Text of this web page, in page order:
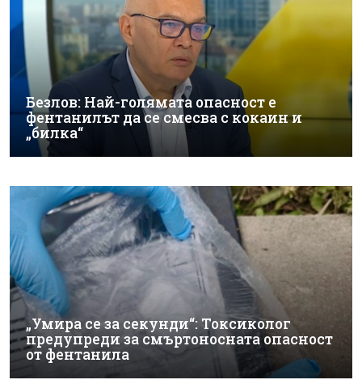
Безлов: Най-голямата опасност е
фентанилът да се смесва с кокаин и
„билка“
„Умира се за секунди“: Токсиколог
предупреди за смъртоносната опасност
от фентанила